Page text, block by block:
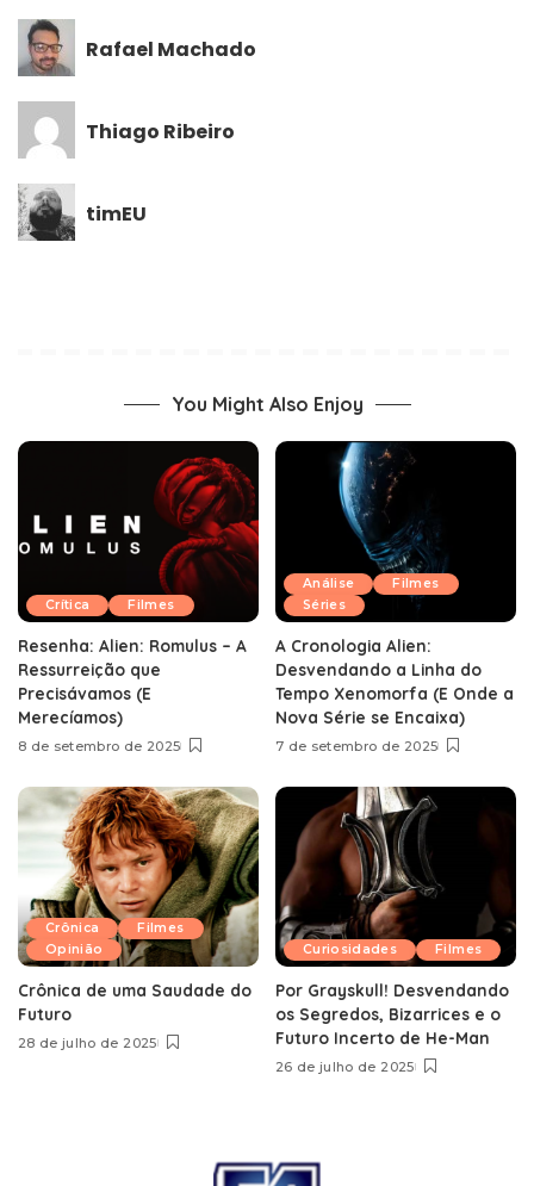
Rafael Machado
Thiago Ribeiro
timEU
You Might Also Enjoy
Crítica Filmes
Resenha: Alien: Romulus – A
Ressurreição que
Precisávamos (E
Merecíamos)
8 de setembro de 2025
Análise
Filmes
Séries
A Cronologia Alien:
Desvendando a Linha do
Tempo Xenomorfa (E Onde a
Nova Série se Encaixa)
7 de setembro de 2025
Crônica
Filmes
Opinião
Crônica de uma Saudade do
Futuro
28 de julho de 2025
Curiosidades Filmes
Por Grayskull! Desvendando
os Segredos, Bizarrices e o
Futuro Incerto de He-Man
26 de julho de 2025